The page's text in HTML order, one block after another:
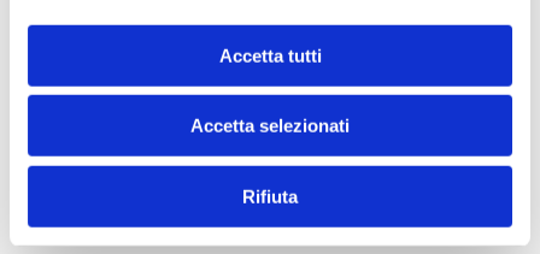
Accetta tutti
Accetta selezionati
Rifiuta
GUARDA IL VIDEO